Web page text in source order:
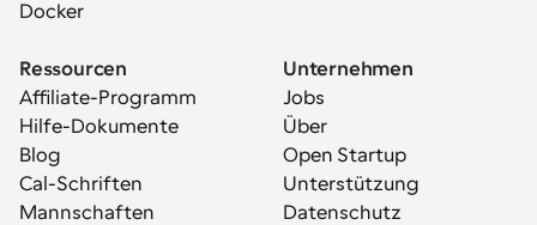
Docker
Ressourcen
Affiliate-Programm
Hilfe-Dokumente
Blog
Cal-Schriften
Mannschaften
Unternehmen
Jobs
Über
Open Startup
Unterstützung
Datenschutz